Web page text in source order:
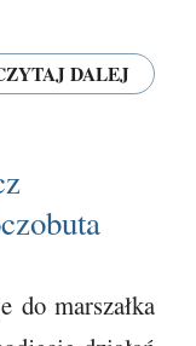
DALEJ
do marszałka